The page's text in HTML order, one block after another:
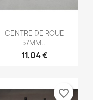
Aperçu rapide
CENTRE DE ROUE
57MM...
11,04 €
favorite_border